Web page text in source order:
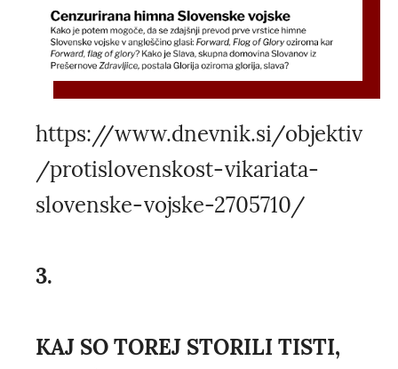
https://www.dnevnik.si/objektiv
/protislovenskost-vikariata-
slovenske-vojske-2705710/
3.
KAJ SO TOREJ STORILI TISTI,